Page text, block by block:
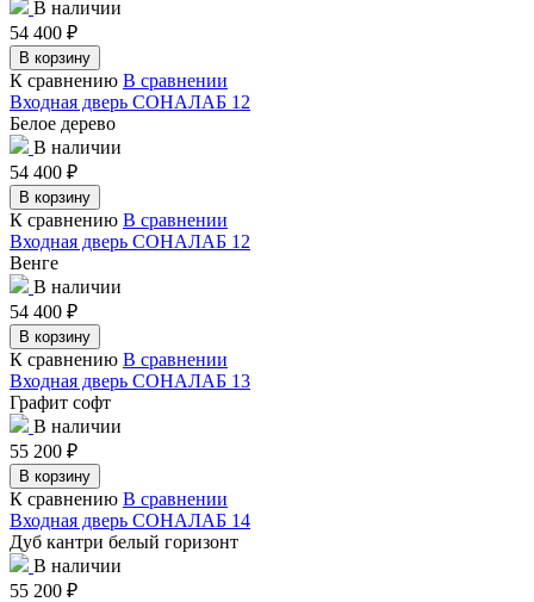
В наличии
54 400 ₽
В корзину
К сравнению В сравнении
Входная дверь СОНАЛАБ 12
Белое дерево
В наличии
54 400 ₽
В корзину
К сравнению В сравнении
Входная дверь СОНАЛАБ 12
Венге
В наличии
54 400 ₽
В корзину
К сравнению В сравнении
Входная дверь СОНАЛАБ 13
Графит софт
В наличии
55 200 ₽
В корзину
К сравнению В сравнении
Входная дверь СОНАЛАБ 14
Дуб кантри белый горизонт
В наличии
55 200 ₽